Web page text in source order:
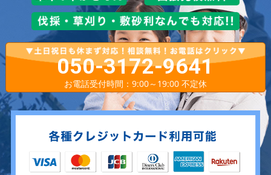
050-3172-9641
お電話受付時間：9:00～19:00 不定休